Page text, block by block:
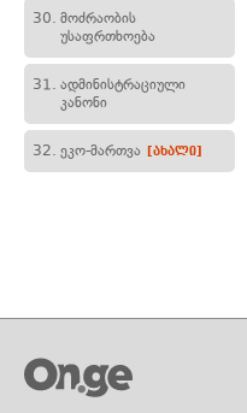
30. მოძრაობის
უსაფრთხოება
31. ადმინისტრაციული
კანონი
32. ეკო-მართვა [ახალი]